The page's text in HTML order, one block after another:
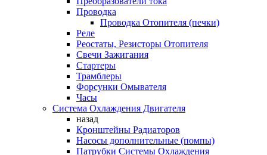
Проводка
Проводка Отопителя (печки)
Реле
Реостаты, Резисторы Отопителя
Свечи Зажигания
Стартеры
Трамблеры
Форсунки Омывателя
Часы
Система Охлаждения Двигателя
назад
Кронштейны Радиаторов
Насосы дополнительные (помпы)
Патрубки Системы Охлаждения